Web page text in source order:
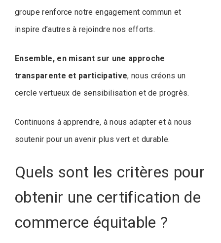
groupe renforce notre engagement commun et
inspire d’autres à rejoindre nos efforts.
Ensemble, en misant sur une approche
transparente et participative, nous créons un
cercle vertueux de sensibilisation et de progrès.
Continuons à apprendre, à nous adapter et à nous
soutenir pour un avenir plus vert et durable.
Quels sont les critères pour
obtenir une certification de
commerce équitable ?